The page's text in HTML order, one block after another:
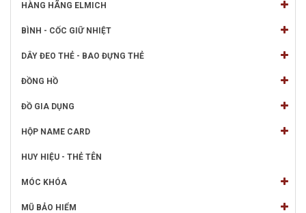
HÀNG HÃNG ELMICH
BÌNH - CỐC GIỮ NHIỆT
DÂY ĐEO THẺ - BAO ĐỰNG THẺ
ĐỒNG HỒ
ĐỒ GIA DỤNG
HỘP NAME CARD
HUY HIỆU - THẺ TÊN
MÓC KHÓA
MŨ BẢO HIỂM